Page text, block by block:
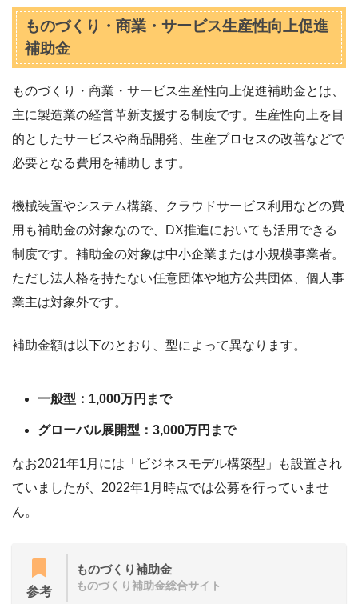
ものづくり・商業・サービス生産性向上促進
補助金
ものづくり・商業・サービス生産性向上促進補助金とは、
主に製造業の経営革新支援する制度です。生産性向上を目
的としたサービスや商品開発、生産プロセスの改善などで
必要となる費用を補助します。
機械装置やシステム構築、クラウドサービス利用などの費
用も補助金の対象なので、DX推進においても活用できる
制度です。補助金の対象は中小企業または小規模事業者。
ただし法人格を持たない任意団体や地方公共団体、個人事
業主は対象外です。
補助金額は以下のとおり、型によって異なります。
一般型：1,000万円まで
グローバル展開型：3,000万円まで
なお2021年1月には「ビジネスモデル構築型」も設置され
ていましたが、2022年1月時点では公募を行っていませ
ん。
参考
ものづくり補助金
ものづくり補助金総合サイト